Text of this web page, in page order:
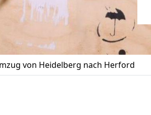
von Heidelberg nach Herford